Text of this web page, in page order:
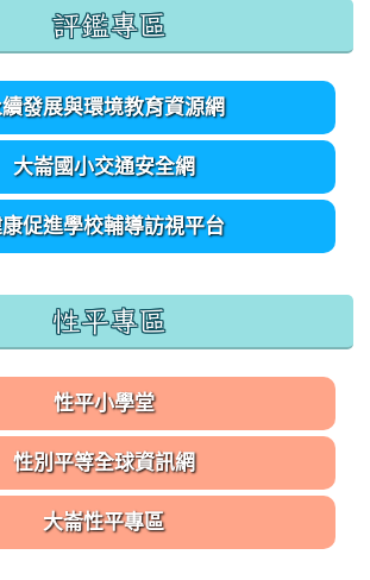
評鑑專區
發展與環境教育資源網
大崙國小交通安全網
促進學校輔導訪視平台
性平專區
性平小學堂
性別平等全球資訊網
大崙性平專區